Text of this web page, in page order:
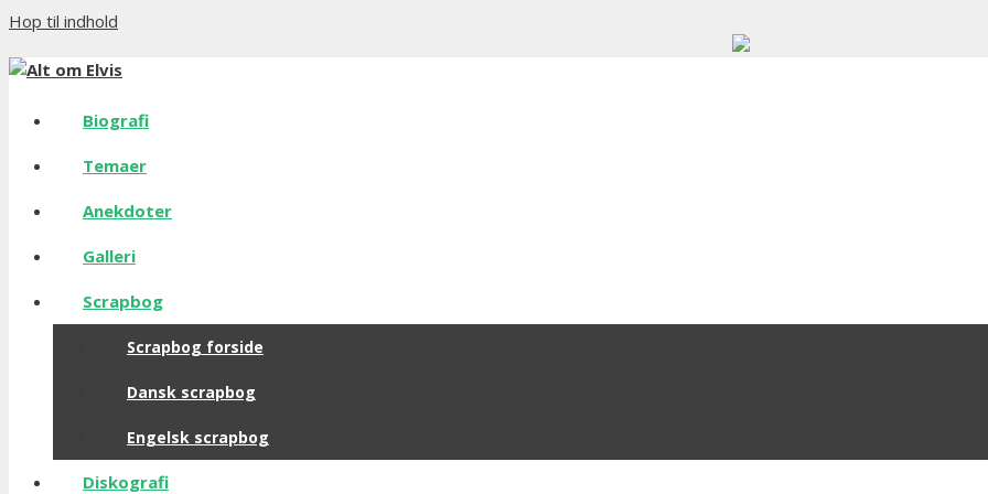
Hop til indhold
Biografi
Temaer
Anekdoter
Galleri
Scrapbog
Scrapbog forside
Dansk scrapbog
Engelsk scrapbog
Diskografi